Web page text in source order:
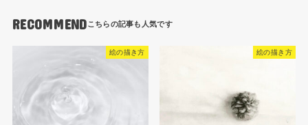
RECOMMEND
絵の描き方 絵の描き方